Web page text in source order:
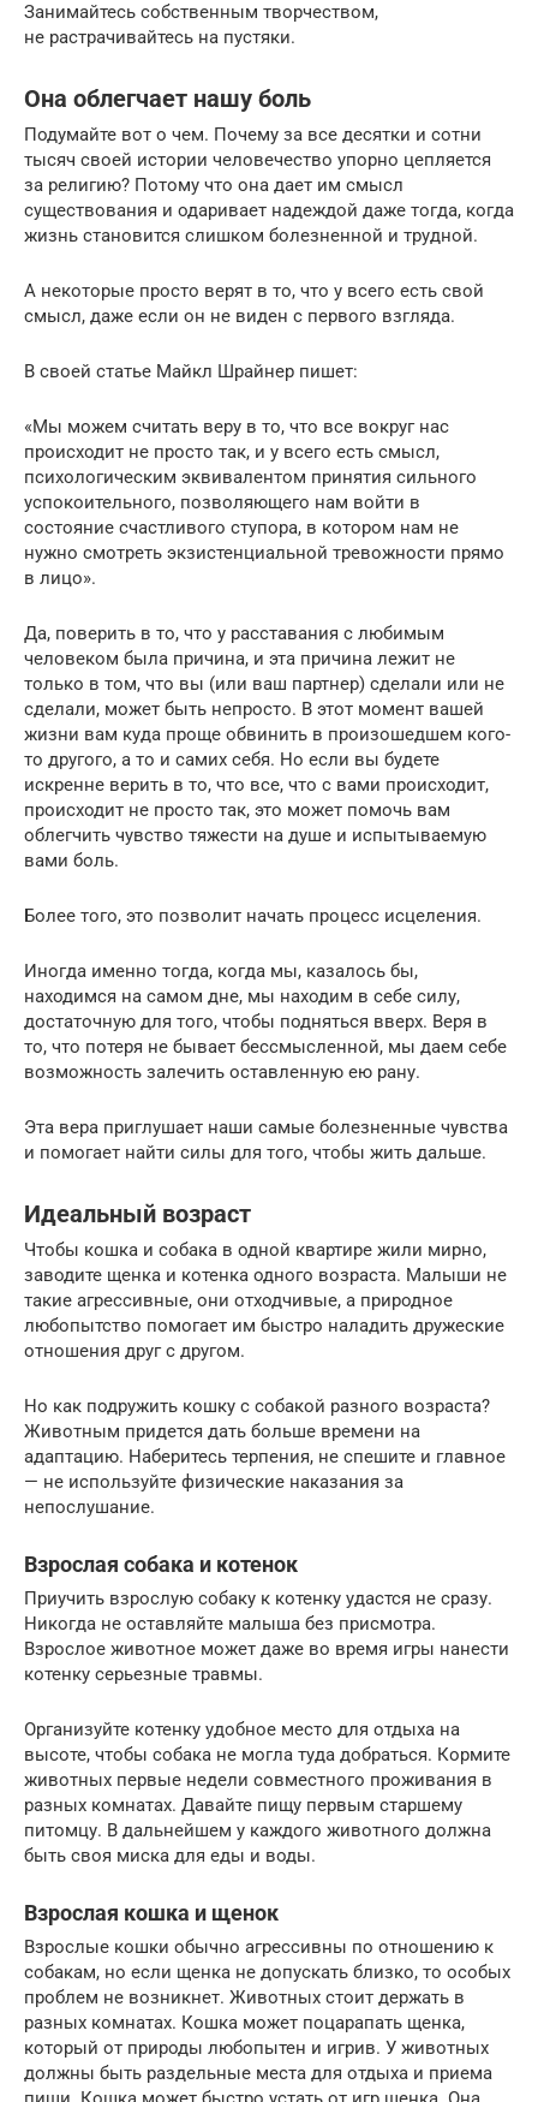
Занимайтесь собственным творчеством,
не растрачивайтесь на пустяки.
Она облегчает нашу боль
Подумайте вот о чем. Почему за все десятки и сотни
тысяч своей истории человечество упорно цепляется
за религию? Потому что она дает им смысл
существования и одаривает надеждой даже тогда, когда
жизнь становится слишком болезненной и трудной.
А некоторые просто верят в то, что у всего есть свой
смысл, даже если он не виден с первого взгляда.
В своей статье Майкл Шрайнер пишет:
«Мы можем считать веру в то, что все вокруг нас
происходит не просто так, и у всего есть смысл,
психологическим эквивалентом принятия сильного
успокоительного, позволяющего нам войти в
состояние счастливого ступора, в котором нам не
нужно смотреть экзистенциальной тревожности прямо
в лицо».
Да, поверить в то, что у расставания с любимым
человеком была причина, и эта причина лежит не
только в том, что вы (или ваш партнер) сделали или не
сделали, может быть непросто. В этот момент вашей
жизни вам куда проще обвинить в произошедшем кого-
то другого, а то и самих себя. Но если вы будете
искренне верить в то, что все, что с вами происходит,
происходит не просто так, это может помочь вам
облегчить чувство тяжести на душе и испытываемую
вами боль.
Более того, это позволит начать процесс исцеления.
Иногда именно тогда, когда мы, казалось бы,
находимся на самом дне, мы находим в себе силу,
достаточную для того, чтобы подняться вверх. Веря в
то, что потеря не бывает бессмысленной, мы даем себе
возможность залечить оставленную ею рану.
Эта вера приглушает наши самые болезненные чувства
и помогает найти силы для того, чтобы жить дальше.
Идеальный возраст
Чтобы кошка и собака в одной квартире жили мирно,
заводите щенка и котенка одного возраста. Малыши не
такие агрессивные, они отходчивые, а природное
любопытство помогает им быстро наладить дружеские
отношения друг с другом.
Но как подружить кошку с собакой разного возраста?
Животным придется дать больше времени на
адаптацию. Наберитесь терпения, не спешите и главное
— не используйте физические наказания за
непослушание.
Взрослая собака и котенок
Приучить взрослую собаку к котенку удастся не сразу.
Никогда не оставляйте малыша без присмотра.
Взрослое животное может даже во время игры нанести
котенку серьезные травмы.
Организуйте котенку удобное место для отдыха на
высоте, чтобы собака не могла туда добраться. Кормите
животных первые недели совместного проживания в
разных комнатах. Давайте пищу первым старшему
питомцу. В дальнейшем у каждого животного должна
быть своя миска для еды и воды.
Взрослая кошка и щенок
Взрослые кошки обычно агрессивны по отношению к
собакам, но если щенка не допускать близко, то особых
проблем не возникнет. Животных стоит держать в
разных комнатах. Кошка может поцарапать щенка,
который от природы любопытен и игрив. У животных
должны быть раздельные места для отдыха и приема